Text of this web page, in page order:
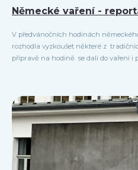
Německé vaření -
V předvánočních hodinách
rozhodla vyzkoušet některé z
přípravě na hodině se dali do vaření i